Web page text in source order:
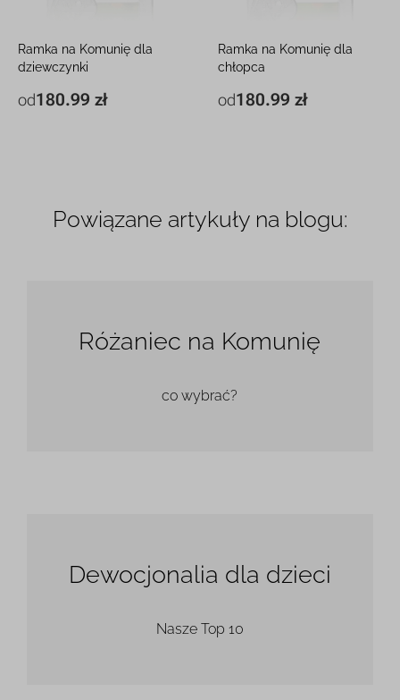
Ramka na Komunię dla
dziewczynki
od180.99 zł
13,1 x 17 cm
Ramka na Komunię dla
chłopca
od180.99 zł
13,1 x 17 cm
Powiązane artykuły na blogu:
Różaniec na Komunię
co wybrać?
Dewocjonalia dla dzieci
Nasze Top 10